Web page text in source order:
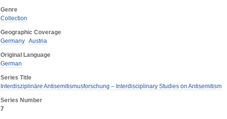
Genre
Collection
Geographic Coverage
Germany Austria
Original Language
German
Series Title
Interdisziplinäre Antisemitismusforschung – Interdisciplinary Studies on Antisemitism
Series Number
7